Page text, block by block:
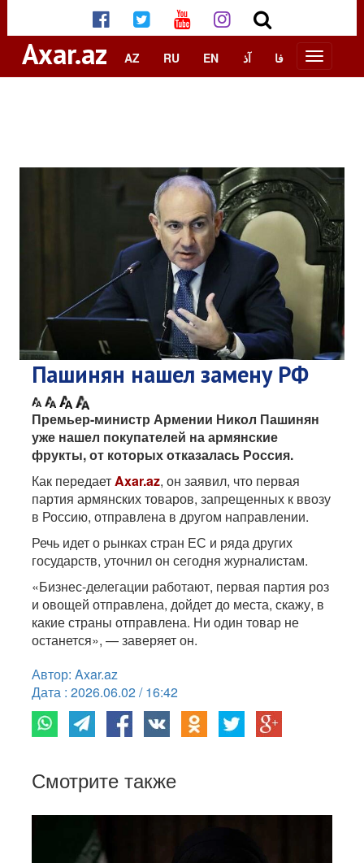
Axar.az AZ RU EN آذ فا
Пашинян нашел замену РФ
Премьер-министр Армении Никол Пашинян
уже нашел покупателей на армянские
фрукты, от которых отказалась Россия.
Как передает Axar.az, он заявил, что первая
партия армянских товаров, запрещенных к ввозу
в Россию, отправлена в другом направлении.
Речь идет о рынках стран ЕС и ряда других
государств, уточнил он сегодня журналистам.
«Бизнес-делегации работают, первая партия роз
и овощей отправлена, дойдет до места, скажу, в
какие страны отправлена. Ни один товар не
останется», — заверяет он.
Автор: Axar.az
Дата : 2026.06.02 / 16:42
Смотрите также